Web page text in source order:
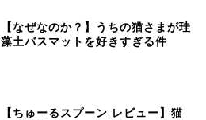
【なぜなのか？】うちの猫さまが珪
藻土バスマットを好きすぎる件
【ちゅーるスプーン レビュー】猫